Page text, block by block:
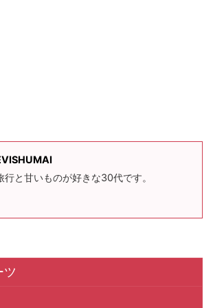
行と甘いものが好きな30代です。
ツ